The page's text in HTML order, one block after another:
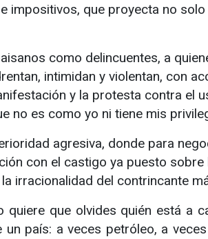
impositivos, que proyecta no
como delincuentes, a
intimidan y violentan, con
y la protesta contra el
no es como yo ni tiene mis
agresiva, donde para
con el castigo ya puesto sobre
irracionalidad del contrincante
quiere que olvides quién está a
país: a veces petróleo, a